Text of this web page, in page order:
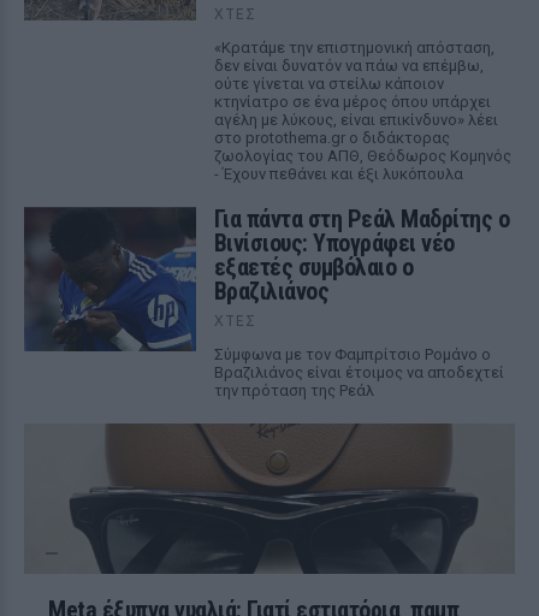
ΧΤΕΣ
«Κρατάμε την επιστημονική απόσταση,
δεν είναι δυνατόν να πάω να επέμβω,
ούτε γίνεται να στείλω κάποιον
κτηνίατρο σε ένα μέρος όπου υπάρχει
αγέλη με λύκους, είναι επικίνδυνο» λέει
στο protothema.gr ο διδάκτορας
ζωολογίας του ΑΠΘ, Θεόδωρος Κομηνός
- Έχουν πεθάνει και έξι λυκόπουλα
Για πάντα στη Ρεάλ Μαδρίτης ο
Βινίσιους: Υπογράφει νέο
εξαετές συμβόλαιο ο
Βραζιλιάνος
ΧΤΕΣ
Σύμφωνα με τον Φαμπρίτσιο Ρομάνο ο
Βραζιλιάνος είναι έτοιμος να αποδεχτεί
την πρόταση της Ρεάλ
Meta έξυπνα γυαλιά: Γιατί εστιατόρια, παμπ